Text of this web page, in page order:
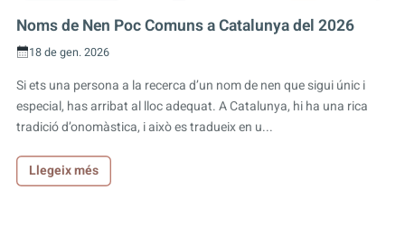
Noms de Nen Poc Comuns a Catalunya del 2026
18 de gen. 2026
Si ets una persona a la recerca d’un nom de nen que sigui únic i
especial, has arribat al lloc adequat. A Catalunya, hi ha una rica
tradició d’onomàstica, i això es tradueix en u...
Llegeix més